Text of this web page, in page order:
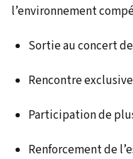
l’environnement
Sortie au concert
Rencontre
Participation de
Renforcement de